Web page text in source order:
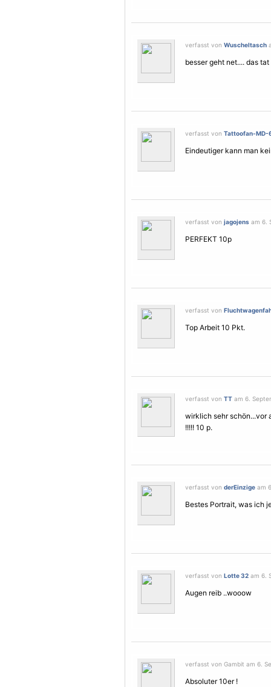
verfasst von Wuscheltasch
besser geht net.... das
verfasst von Tattoofan-MD-
Eindeutiger kann man
verfasst von jagojens am 6.
PERFEKT 10p
verfasst von
Top Arbeit 10 Pkt.
verfasst von TT am 6.
wirklich sehr schön...vor
!!!!! 10 p.
verfasst von derEinzige am
Bestes Portrait, was ich
verfasst von Lotte 32 am 6.
Augen reib ..wooow
verfasst von Gambit am 6.
Absoluter 10er !